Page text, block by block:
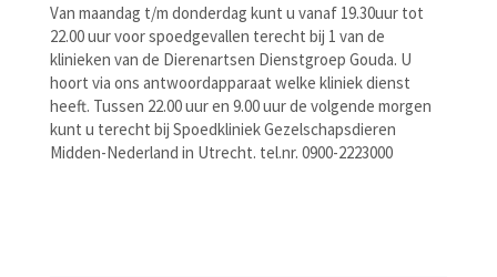
Van maandag t/m donderdag kunt u vanaf 19.30uur tot
22.00 uur voor spoedgevallen terecht bij 1 van de
klinieken van de Dierenartsen Dienstgroep Gouda. U
hoort via ons antwoordapparaat welke kliniek dienst
heeft. Tussen 22.00 uur en 9.00 uur de volgende morgen
kunt u terecht bij Spoedkliniek Gezelschapsdieren
Midden-Nederland in Utrecht. tel.nr. 0900-2223000